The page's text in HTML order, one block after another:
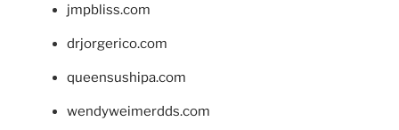
jmpbliss.com
drjorgerico.com
queensushipa.com
wendyweimerdds.com